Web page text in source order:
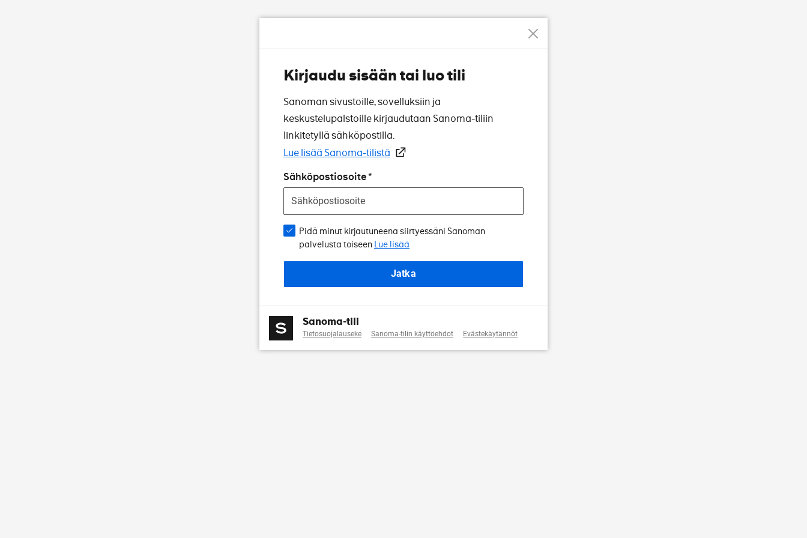
Kirjaudu sisään tai luo tili
Sanoman sivustoille, sovelluksiin ja
keskustelupalstoille kirjaudutaan Sanoma-tiliin
linkitetyllä sähköpostilla.
Lue lisää Sanoma-tilistä
Sähköpostiosoite
Pidä minut kirjautuneena siirtyessäni Sanoman
palvelusta toiseen Lue lisää
Jatka
Sanoma-tili
Tietosuojalauseke Sanoma-tilin käyttöehdot Evästekäytännöt